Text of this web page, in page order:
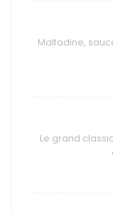
Malfadine,
Le grand